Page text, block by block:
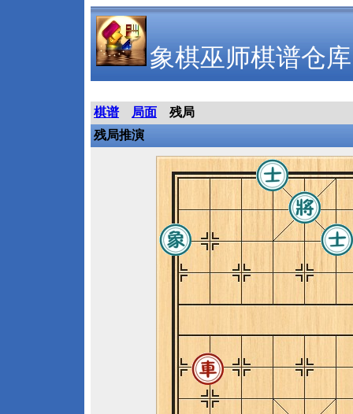
象棋巫师棋谱仓库
棋谱 局面
残局
残局推演